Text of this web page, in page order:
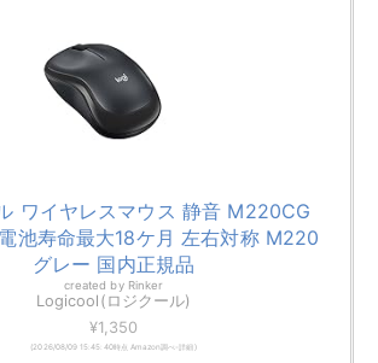
ワイヤレスマウス 静音 M220CG
池寿命最大18ケ月 左右対称 M220
グレー 国内正規品
created by Rinker
Logicool(ロジクール)
¥1,350
(2026/08/09 15:45:40時点 Amazon調べ-詳細)